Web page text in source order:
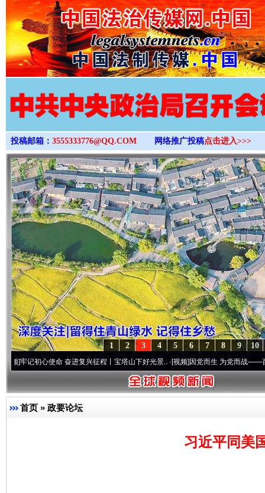
>
投稿邮箱： 3555333776@QQ.COM 网络推广投稿点击进入>>>
10
9
8
7
6
5
4
3
2
1
心使命 奋进复兴征程丨宝塔山下好光景..·[视频]因党而生 为党而战——百年“纪”事
首页 » 政要论坛
习近平同美